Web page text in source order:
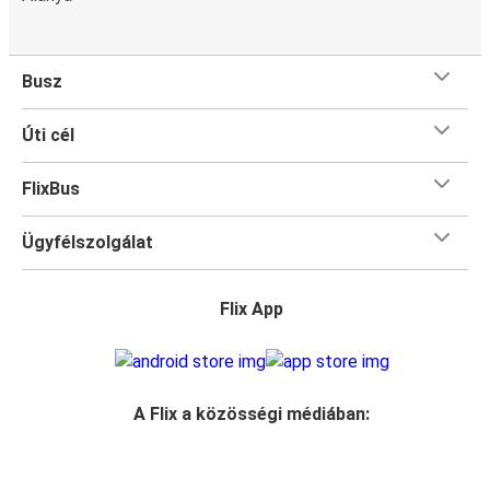
Busz
Úti cél
FlixBus
Ügyfélszolgálat
Flix App
A Flix a közösségi médiában: